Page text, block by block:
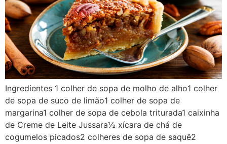
Ingredientes 1 colher de sopa de molho de alho1 colher
de sopa de suco de limão1 colher de sopa de
margarina1 colher de sopa de cebola triturada1 caixinha
de Creme de Leite Jussara½ xícara de chá de
cogumelos picados2 colheres de sopa de saquê2